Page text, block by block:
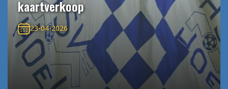
kaartverkoop
23-04-2026